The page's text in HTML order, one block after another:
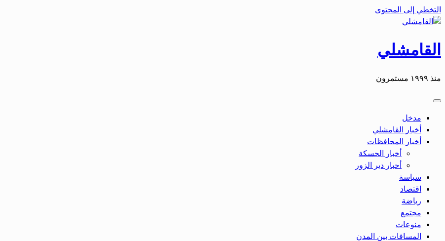
التخطي إلى المحتوى
القامشلي
منذ ١٩٩٩ مستمرون
مدخل
أخبار القامشلي
أخبار المحافظات
أخبار الحسكة
أحبار دير الزور
سياسة
اقتصاد
رياضة
مجتمع
منوعات
المسافات بين المدن